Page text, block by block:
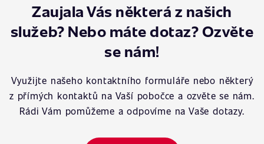
Zaujala Vás některá z našich
služeb? Nebo máte dotaz? Ozvěte
se nám!
Využijte našeho kontaktního formuláře nebo některý
z přímých kontaktů na Vaší pobočce a ozvěte se nám.
Rádi Vám pomůžeme a odpovíme na Vaše dotazy.